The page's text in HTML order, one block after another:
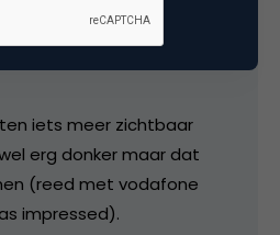
uit. Zal zelf ook nooit
want you warn out the
iets meer zichtbaar
erg donker maar dat
(reed met vodafone
impressed).